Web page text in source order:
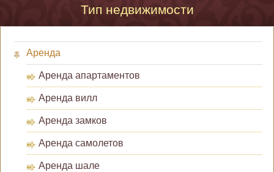
Тип недвижимости
Аренда
Аренда апартаментов
Аренда вилл
Аренда замков
Аренда самолетов
Аренда шале